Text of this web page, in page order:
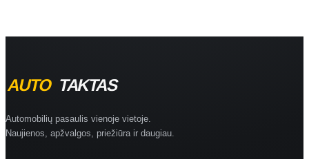
Automobilių pasaulis vienoje vietoje.
Naujienos, apžvalgos, priežiūra ir daugiau.